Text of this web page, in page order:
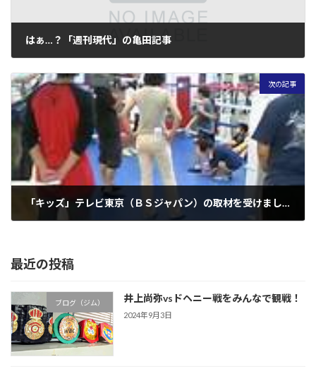
はぁ…？「週刊現代」の亀田記事
次の記事
「キッズ」テレビ東京（ＢＳジャパン）の取材を受けました。
最近の投稿
ブログ（ジム） 井上尚弥vsドヘニー戦をみんなで観戦！
2024年9月3日